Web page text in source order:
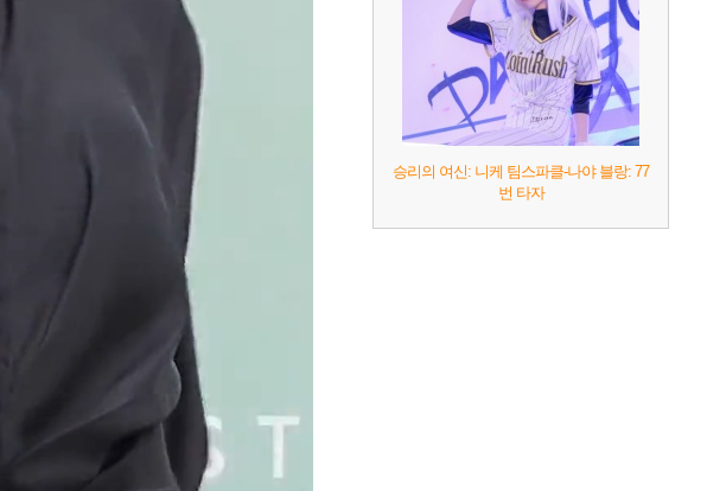
승리의 여신: 니케 팀스파클-나야 블랑: 77
번 타자